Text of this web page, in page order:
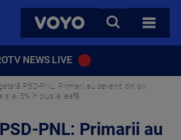
VOYO
CAUTA
TOATE
NEWS LIVE
PSD-PNL: Primarii au devenit, din pix,
ei 5% în plus la leafă
PNL: Primarii au